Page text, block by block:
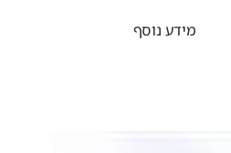
מידע נוסף